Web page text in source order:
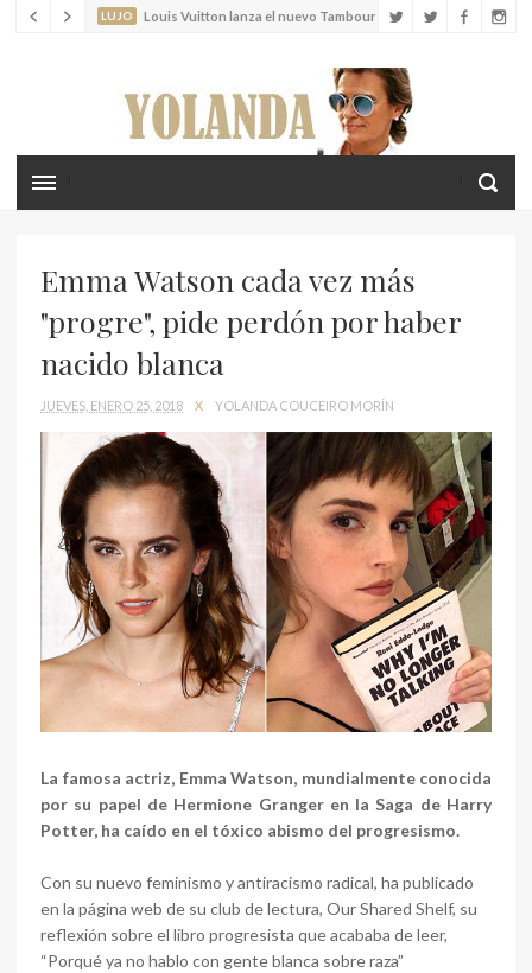
Emma Watson cada vez más
"progre", pide perdón por haber
nacido blanca
JUEVES, ENERO 25, 2018 X YOLANDA COUCEIRO MORÍN
La famosa actriz, Emma Watson, mundialmente conocida
por su papel de Hermione Granger en la Saga de Harry
Potter, ha caído en el tóxico abismo del progresismo.
Con su nuevo feminismo y antiracismo radical, ha publicado
en la página web de su club de lectura, Our Shared Shelf, su
reflexión sobre el libro progresista que acababa de leer,
“Porqué ya no hablo con gente blanca sobre raza”